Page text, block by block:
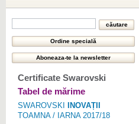
Certificate Swarovski
Tabel de mărime
SWAROVSKI
INOVAȚII
TOAMNA / IARNA 2017/18